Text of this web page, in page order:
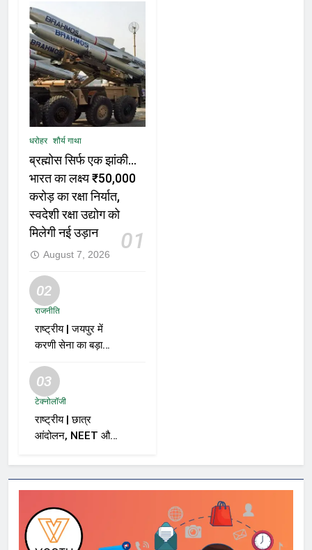
धरोहर शौर्य गाथा
ब्रह्मोस सिर्फ एक झांकी…
भारत का लक्ष्य ₹50,000
करोड़ का रक्षा निर्यात,
स्वदेशी रक्षा उद्योग को
मिलेगी नई उड़ान
01
August 7, 2026
02
राजनीति
राष्ट्रीय | जयपुर में
करणी सेना का बड़ा
– “BJP को वोट नहीं
देंगे”
03
टेक्नोलॉजी
राष्ट्रीय | छात्र
आंदोलन, NEET और
ददलानी का व्यंग्यात्मक
वीडियो; सोशल मीडिया